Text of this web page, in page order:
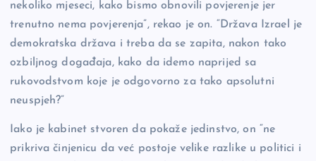
nekoliko mjeseci, kako bismo obnovili povjerenje jer
trenutno nema povjerenja”, rekao je on. “Država Izrael je
demokratska država i treba da se zapita, nakon tako
ozbiljnog događaja, kako da idemo naprijed sa
rukovodstvom koje je odgovorno za tako apsolutni
neuspjeh?”
Iako je kabinet stvoren da pokaže jedinstvo, on “ne
prikriva činjenicu da već postoje velike razlike u politici i